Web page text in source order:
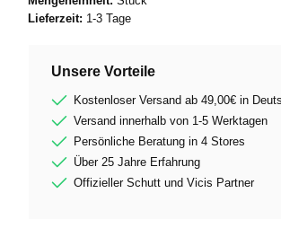
Lieferzeit: 1-3 Tage
Unsere Vorteile
Kostenloser Versand ab 49,00€ in
Versand innerhalb von 1-5 Werktagen
Persönliche Beratung in 4 Stores
Über 25 Jahre Erfahrung
Offizieller Schutt und Vicis Partner